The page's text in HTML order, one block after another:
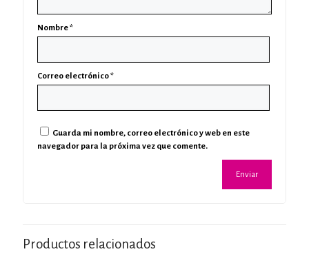
Nombre*
Correo electrónico*
Guarda mi nombre, correo electrónico y web en este
navegador para la próxima vez que comente.
Productos relacionados